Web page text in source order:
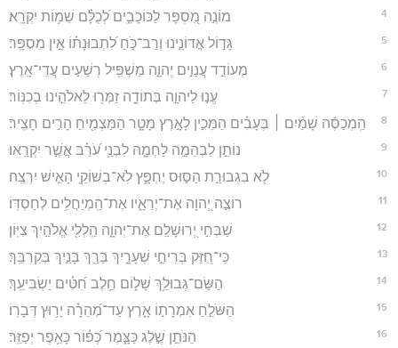
4 מוֹנֶ֣ה מִ֭סְפָּר לַכּוֹכָבִ֑ים לְ֝כֻלָּ֗ם שֵׁמ֥וֹת יִקְרָֽא׃
5 גָּד֣וֹל אֲדוֹנֵ֣ינוּ וְרַב־כֹּ֑חַ לִ֝תְבוּנָת֗וֹ אֵ֣ין מִסְפָּֽר׃
6 מְעוֹדֵ֣ד עֲנָוִ֣ים יְהוָ֑ה מַשְׁפִּ֖יל רְשָׁעִ֣ים עֲדֵי־אָֽרֶץ׃
7 עֱנ֣וּ לַיהוָ֣ה בְּתוֹדָ֑ה זַמְּר֖וּ לֵאלֹהֵ֣ינוּ בְכִנּֽוֹר׃
8 הַֽמְכַסֶּ֬ה שָׁמַ֨יִם ׀ בְּעָבִ֗ים הַמֵּכִ֣ין לָאָ֣רֶץ מָטָ֑ר הַמַּצְמִ֖יחַ הָרִ֣ים חָצִֽיר׃
9 נוֹתֵ֣ן לִבְהֵמָ֣ה לַחְמָ֑הּ לִבְנֵ֥י עֹ֝רֵ֗ב אֲשֶׁ֣ר יִקְרָֽאוּ׃
10 לֹ֤א בִגְבוּרַ֣ת הַסּ֣וּס יֶחְפָּ֑ץ לֹֽא־בְשׁוֹקֵ֖י הָאִ֣ישׁ יִרְצֶֽה׃
11 רוֹצֶ֣ה יְ֭הוָה אֶת־יְרֵאָ֑יו אֶת־הַֽמְיַחֲלִ֥ים לְחַסְדּֽוֹ׃
12 שַׁבְּחִ֣י יְ֭רוּשָׁלִַם אֶת־יְהוָ֑ה הַֽלְלִ֖י אֱלֹהַ֣יִךְ צִיּֽוֹן׃
13 כִּֽי־חִ֭זַּק בְּרִיחֵ֣י שְׁעָרָ֑יִךְ בֵּרַ֖ךְ בָּנַ֣יִךְ בְּקִרְבֵּֽךְ׃
14 הַשָּׂם־גְּבוּלֵ֥ךְ שָׁל֑וֹם חֵ֥לֶב חִ֝טִּ֗ים יַשְׂבִּיעֵֽךְ׃
15 הַשֹּׁלֵ֣חַ אִמְרָת֣וֹ אָ֑רֶץ עַד־מְ֝הֵרָ֗ה יָר֥וּץ דְּבָרֽוֹ׃
16 הַנֹּתֵ֣ן שֶׁ֣לֶג כַּצָּ֑מֶר כְּ֝פ֗וֹר כָּאֵ֥פֶר יְפַזֵּֽר׃